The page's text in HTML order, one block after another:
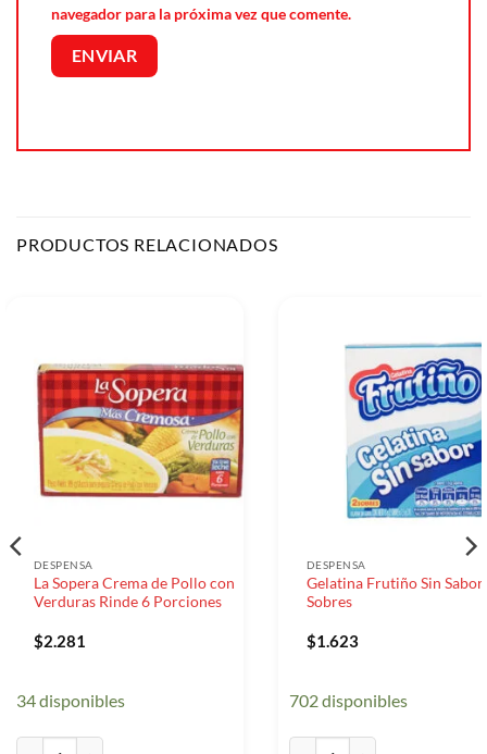
navegador para la próxima vez que comente.
PRODUCTOS RELACIONADOS
DESPENSA
La Sopera Crema de Pollo con
Verduras Rinde 6 Porciones
$2.281
34 disponibles
DESPENSA
Gelatina Frutiño Sin
Sobres
$1.623
702 disponibles